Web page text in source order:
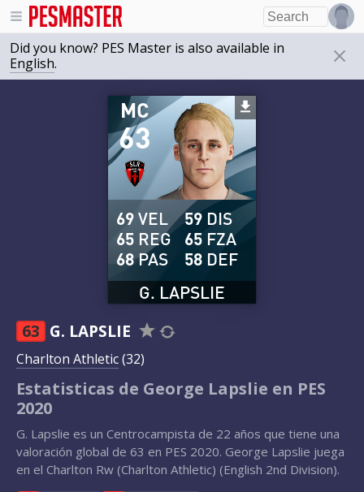
Did you know? PES Master is also available in
English.
63
MC
G. LAPSLIE
69VEL
65 REG
68PAS
59 DIS
65 FZA
58 DEF
63 G. LAPSLIE
Charlton Athletic(32)
Estatisticas de George Lapslie en PES
2020
G. Lapslie es un Centrocampista de 22 años que tiene una
valoración global de 63 en PES 2020. George Lapslie juega
en el Charlton Rw (Charlton Athletic) (English 2nd Division).